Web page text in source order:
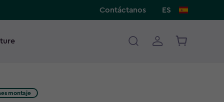
Contáctanos ES
montaje